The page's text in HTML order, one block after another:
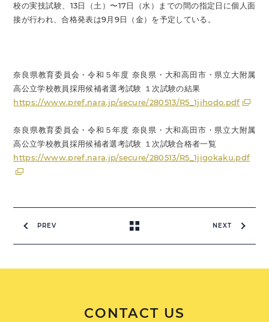
校の実技試験、13日（土）〜17日（水）までの間の指定日に個人面
接が行われ、合格発表は9月9日（金）を予定している。
奈良県教育委員会・令和５年度 奈良県・大和高田市・県立大附属
高公立学校教員採用候補者選考試験 １次試験の結果
https://www.pref.nara.jp/secure/280513/R5_1jihodo.pdf
奈良県教育委員会・令和５年度 奈良県・大和高田市・県立大附属
高公立学校教員採用候補者選考試験 １次試験合格者一覧
https://www.pref.nara.jp/secure/280513/R5_1jigokaku.pdf
PREV NEXT
CONTACT US